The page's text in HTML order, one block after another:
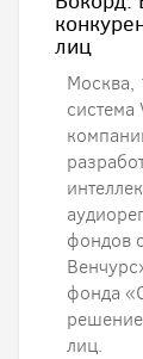
лиц
Москва,
система
фондов
фонда
лиц.